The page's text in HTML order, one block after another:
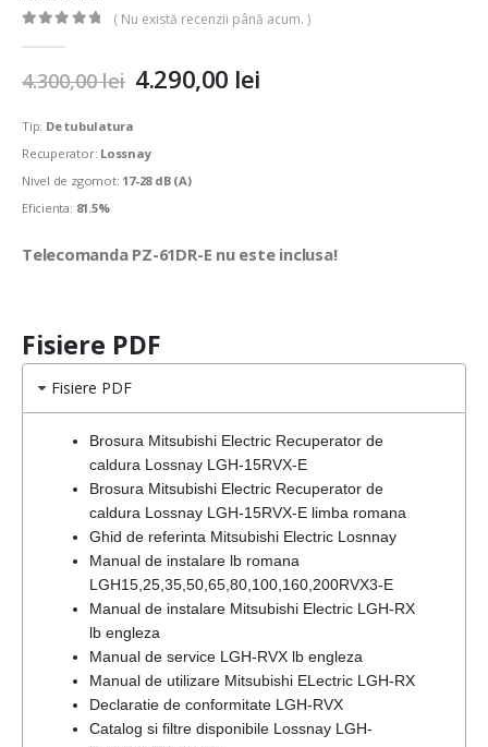
( Nu există recenzii până acum. )
4.300,00lei 4.290,00 lei
Tip: De tubulatura
Recuperator: Lossnay
Nivel de zgomot: 17-28 dB (A)
Eficienta: 81.5%
Telecomanda PZ-61DR-E nu este inclusa!
Fisiere PDF
Fisiere PDF
Brosura Mitsubishi Electric Recuperator de
caldura Lossnay LGH-15RVX-E
Brosura Mitsubishi Electric Recuperator de
caldura Lossnay LGH-15RVX-E limba romana
Ghid de referinta Mitsubishi Electric Losnnay
Manual de instalare lb romana
LGH15,25,35,50,65,80,100,160,200RVX3-E
Manual de instalare Mitsubishi Electric LGH-RX
lb engleza
Manual de service LGH-RVX lb engleza
Manual de utilizare Mitsubishi ELectric LGH-RX
Declaratie de conformitate LGH-RVX
Catalog si filtre disponibile Lossnay LGH-